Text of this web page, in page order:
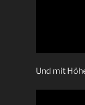
Und mit